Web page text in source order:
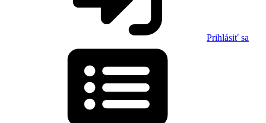
Prihlásiť sa